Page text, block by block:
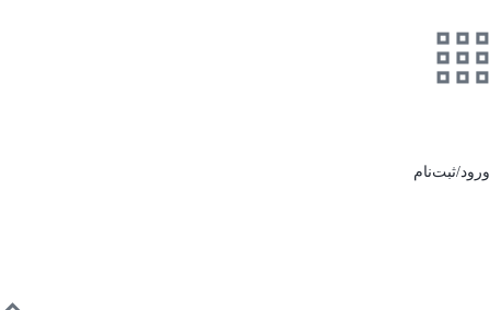
ورود/ثبت‌نام